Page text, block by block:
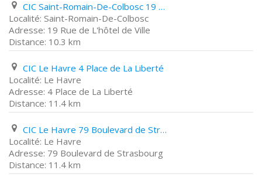
CIC Saint-Romain-De-Colbosc 19 Rue de L'hôtel de Ville
Saint-Romain-De-Colbosc
19 Rue de L'hôtel de Ville
10.3 km
CIC Le Havre 4 Place de La Liberté
Le Havre
4 Place de La Liberté
11.4 km
CIC Le Havre 79 Boulevard de Strasbourg
Le Havre
79 Boulevard de Strasbourg
11.4 km